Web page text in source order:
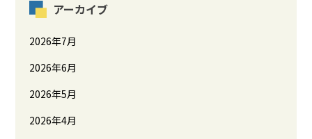
アーカイブ
2026年7月
2026年6月
2026年5月
2026年4月